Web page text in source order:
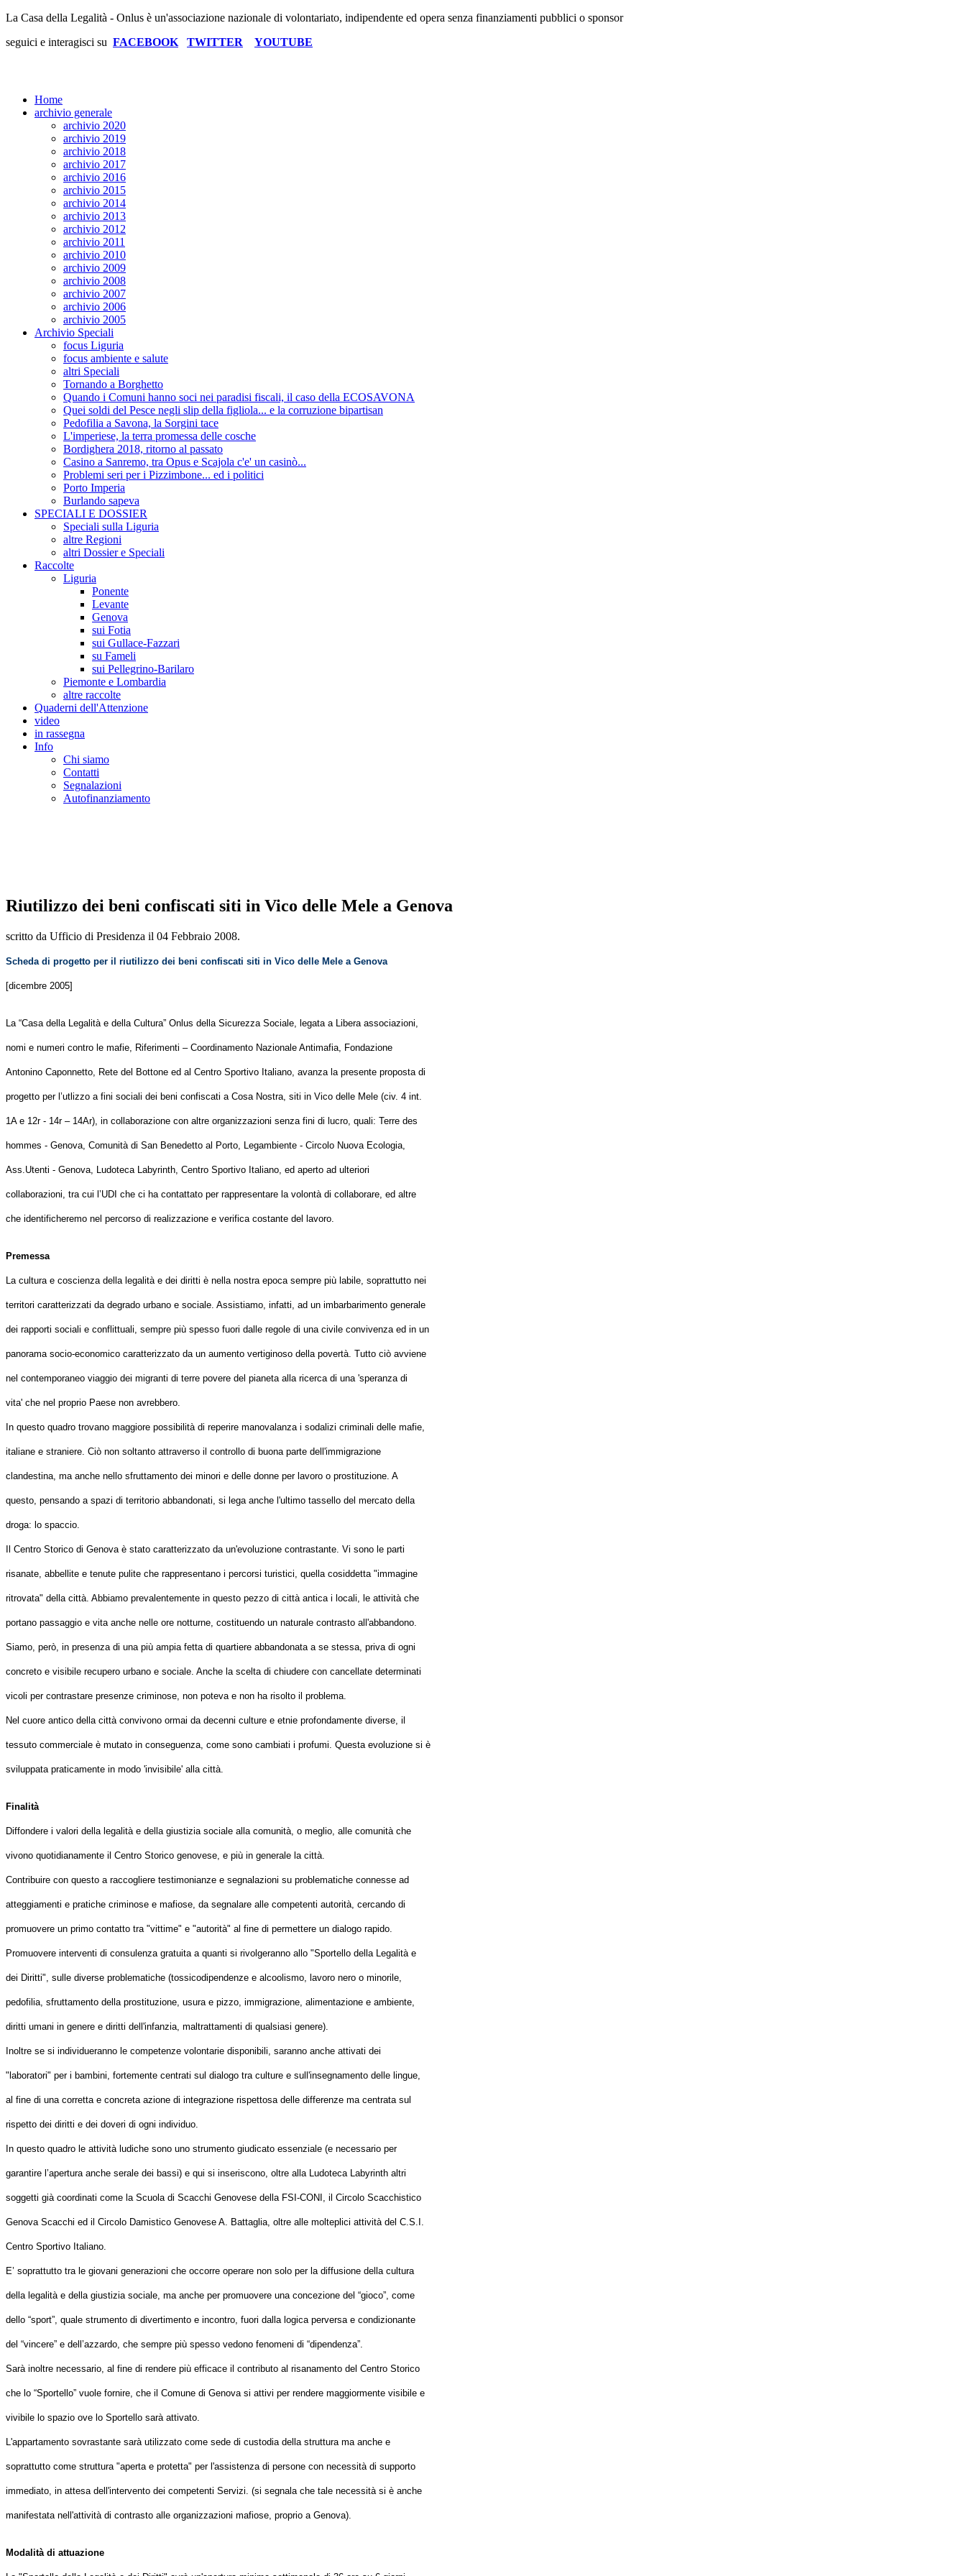
La Casa della Legalità - Onlus è un'associazione nazionale di volontariato, indipendente ed opera senza finanziamenti pubblici o sponsor
seguici e interagisci su FACEBOOK TWITTER YOUTUBE
Home
archivio generale
archivio 2020
archivio 2019
archivio 2018
archivio 2017
archivio 2016
archivio 2015
archivio 2014
archivio 2013
archivio 2012
archivio 2011
archivio 2010
archivio 2009
archivio 2008
archivio 2007
archivio 2006
archivio 2005
Archivio Speciali
focus Liguria
focus ambiente e salute
altri Speciali
Tornando a Borghetto
Quando i Comuni hanno soci nei paradisi fiscali, il caso della ECOSAVONA
Quei soldi del Pesce negli slip della figliola... e la corruzione bipartisan
Pedofilia a Savona, la Sorgini tace
L'imperiese, la terra promessa delle cosche
Bordighera 2018, ritorno al passato
Casino a Sanremo, tra Opus e Scajola c'e' un casinò...
Problemi seri per i Pizzimbone... ed i politici
Porto Imperia
Burlando sapeva
SPECIALI E DOSSIER
Speciali sulla Liguria
altre Regioni
altri Dossier e Speciali
Raccolte
Liguria
Ponente
Levante
Genova
sui Fotia
sui Gullace-Fazzari
su Fameli
sui Pellegrino-Barilaro
Piemonte e Lombardia
altre raccolte
Quaderni dell'Attenzione
video
in rassegna
Info
Chi siamo
Contatti
Segnalazioni
Autofinanziamento
Riutilizzo dei beni confiscati siti in Vico delle Mele a Genova
scritto da Ufficio di Presidenza il 04 Febbraio 2008.
Scheda di progetto per il riutilizzo dei beni confiscati siti in Vico delle Mele a Genova
[dicembre 2005]
La “Casa della Legalità e della Cultura” Onlus della Sicurezza Sociale, legata a Libera associazioni,
nomi e numeri contro le mafie, Riferimenti – Coordinamento Nazionale Antimafia, Fondazione
Antonino Caponnetto, Rete del Bottone ed al Centro Sportivo Italiano, avanza la presente proposta di
progetto per l’utlizzo a fini sociali dei beni confiscati a Cosa Nostra, siti in Vico delle Mele (civ. 4 int.
1A e 12r - 14r – 14Ar), in collaborazione con altre organizzazioni senza fini di lucro, quali: Terre des
hommes - Genova, Comunità di San Benedetto al Porto, Legambiente - Circolo Nuova Ecologia,
Ass.Utenti - Genova, Ludoteca Labyrinth, Centro Sportivo Italiano, ed aperto ad ulteriori
collaborazioni, tra cui l’UDI che ci ha contattato per rappresentare la volontà di collaborare, ed altre
che identificheremo nel percorso di realizzazione e verifica costante del lavoro.
Premessa
La cultura e coscienza della legalità e dei diritti è nella nostra epoca sempre più labile, soprattutto nei
territori caratterizzati da degrado urbano e sociale. Assistiamo, infatti, ad un imbarbarimento generale
dei rapporti sociali e conflittuali, sempre più spesso fuori dalle regole di una civile convivenza ed in un
panorama socio-economico caratterizzato da un aumento vertiginoso della povertà. Tutto ciò avviene
nel contemporaneo viaggio dei migranti di terre povere del pianeta alla ricerca di una 'speranza di
vita' che nel proprio Paese non avrebbero.
In questo quadro trovano maggiore possibilità di reperire manovalanza i sodalizi criminali delle mafie,
italiane e straniere. Ciò non soltanto attraverso il controllo di buona parte dell'immigrazione
clandestina, ma anche nello sfruttamento dei minori e delle donne per lavoro o prostituzione. A
questo, pensando a spazi di territorio abbandonati, si lega anche l'ultimo tassello del mercato della
droga: lo spaccio.
Il Centro Storico di Genova è stato caratterizzato da un'evoluzione contrastante. Vi sono le parti
risanate, abbellite e tenute pulite che rappresentano i percorsi turistici, quella cosiddetta "immagine
ritrovata" della città. Abbiamo prevalentemente in questo pezzo di città antica i locali, le attività che
portano passaggio e vita anche nelle ore notturne, costituendo un naturale contrasto all'abbandono.
Siamo, però, in presenza di una più ampia fetta di quartiere abbandonata a se stessa, priva di ogni
concreto e visibile recupero urbano e sociale. Anche la scelta di chiudere con cancellate determinati
vicoli per contrastare presenze criminose, non poteva e non ha risolto il problema.
Nel cuore antico della città convivono ormai da decenni culture e etnie profondamente diverse, il
tessuto commerciale è mutato in conseguenza, come sono cambiati i profumi. Questa evoluzione si è
sviluppata praticamente in modo 'invisibile' alla città.
Finalità
Diffondere i valori della legalità e della giustizia sociale alla comunità, o meglio, alle comunità che
vivono quotidianamente il Centro Storico genovese, e più in generale la città.
Contribuire con questo a raccogliere testimonianze e segnalazioni su problematiche connesse ad
atteggiamenti e pratiche criminose e mafiose, da segnalare alle competenti autorità, cercando di
promuovere un primo contatto tra "vittime" e "autorità" al fine di permettere un dialogo rapido.
Promuovere interventi di consulenza gratuita a quanti si rivolgeranno allo "Sportello della Legalità e
dei Diritti", sulle diverse problematiche (tossicodipendenze e alcoolismo, lavoro nero o minorile,
pedofilia, sfruttamento della prostituzione, usura e pizzo, immigrazione, alimentazione e ambiente,
diritti umani in genere e diritti dell'infanzia, maltrattamenti di qualsiasi genere).
Inoltre se si individueranno le competenze volontarie disponibili, saranno anche attivati dei
"laboratori" per i bambini, fortemente centrati sul dialogo tra culture e sull'insegnamento delle lingue,
al fine di una corretta e concreta azione di integrazione rispettosa delle differenze ma centrata sul
rispetto dei diritti e dei doveri di ogni individuo.
In questo quadro le attività ludiche sono uno strumento giudicato essenziale (e necessario per
garantire l’apertura anche serale dei bassi) e qui si inseriscono, oltre alla Ludoteca Labyrinth altri
soggetti già coordinati come la Scuola di Scacchi Genovese della FSI-CONI, il Circolo Scacchistico
Genova Scacchi ed il Circolo Damistico Genovese A. Battaglia, oltre alle molteplici attività del C.S.I.
Centro Sportivo Italiano.
E’ soprattutto tra le giovani generazioni che occorre operare non solo per la diffusione della cultura
della legalità e della giustizia sociale, ma anche per promuovere una concezione del “gioco”, come
dello “sport”, quale strumento di divertimento e incontro, fuori dalla logica perversa e condizionante
del “vincere” e dell’azzardo, che sempre più spesso vedono fenomeni di “dipendenza”.
Sarà inoltre necessario, al fine di rendere più efficace il contributo al risanamento del Centro Storico
che lo “Sportello” vuole fornire, che il Comune di Genova si attivi per rendere maggiormente visibile e
vivibile lo spazio ove lo Sportello sarà attivato.
L'appartamento sovrastante sarà utilizzato come sede di custodia della struttura ma anche e
soprattutto come struttura "aperta e protetta" per l'assistenza di persone con necessità di supporto
immediato, in attesa dell'intervento dei competenti Servizi. (si segnala che tale necessità si è anche
manifestata nell'attività di contrasto alle organizzazioni mafiose, proprio a Genova).
Modalità di attuazione